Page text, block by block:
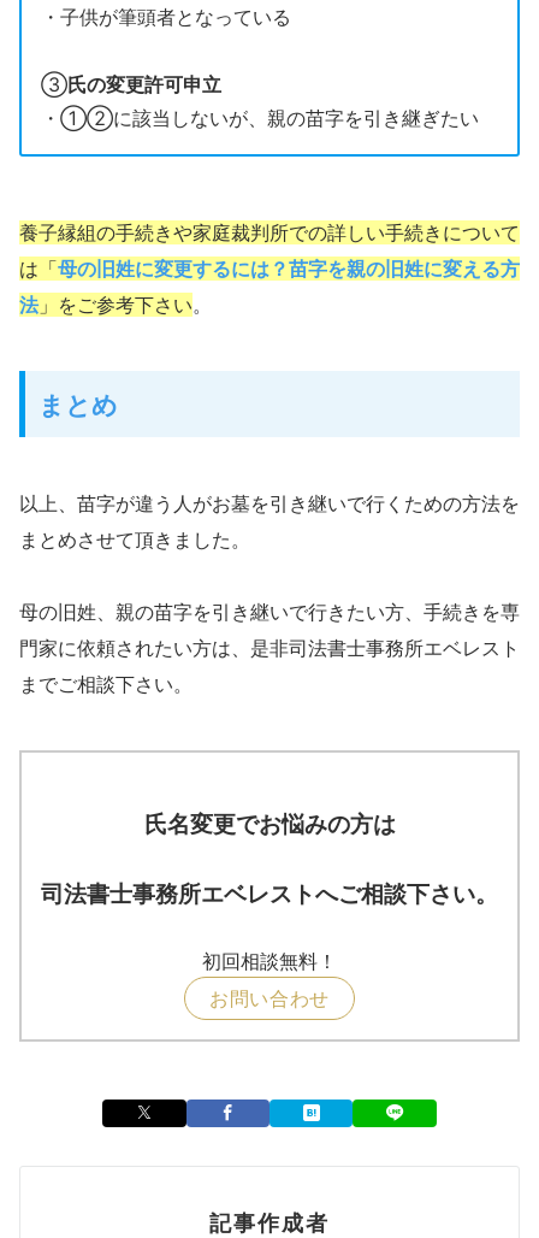
・子供が筆頭者となっている
③氏の変更許可申立
・①②に該当しないが、親の苗字を引き継ぎたい
養子縁組の手続きや家庭裁判所での詳しい手続きについて
は「母の旧姓に変更するには？苗字を親の旧姓に変える方
法」をご参考下さい。
まとめ
以上、苗字が違う人がお墓を引き継いで行くための方法を
まとめさせて頂きました。
母の旧姓、親の苗字を引き継いで行きたい方、手続きを専
門家に依頼されたい方は、是非司法書士事務所エベレスト
までご相談下さい。
氏名変更でお悩みの方は
司法書士事務所エベレストへご相談下さい。
初回相談無料！
お問い合わせ
記事作成者